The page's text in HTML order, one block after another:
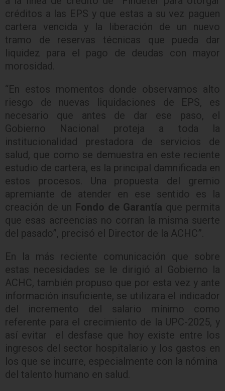
créditos a las EPS y que estas a su vez paguen
cartera vencida y la liberación de un nuevo
tramo de reservas técnicas que pueda dar
liquidez para el pago de deudas con mayor
morosidad.
“En estos momentos donde observamos alto
riesgo de nuevas liquidaciones de EPS, es
necesario que antes de dar ese paso, el
Gobierno Nacional proteja a toda la
institucionalidad prestadora de servicios de
salud, que como se demuestra en este reciente
estudio de cartera, es la principal damnificada en
estos procesos. Una propuesta del gremio
apremiante de atender en ese sentido es la
creación de un Fondo de Garantía que permita
que esas acreencias no corran la misma suerte
del pasado”, precisó el Director de la ACHC”.
En la más reciente comunicación que sobre
estas necesidades se le dirigió al Gobierno la
ACHC, también propuso que por esta vez y ante
información insuficiente, se utilizara el indicador
del incremento del salario mínimo como
referente para el crecimiento de la UPC-2025, y
así evitar el desfase que hoy existe entre los
ingresos del sector hospitalario y los gastos en
los que se incurre, especialmente con la nómina
del talento humano en salud.